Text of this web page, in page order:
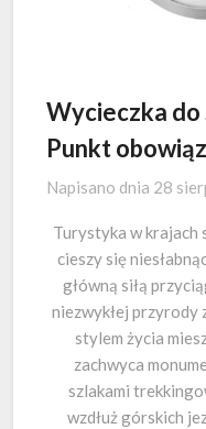
Wycieczka do
Punkt
Napisano dnia 28
Turystyka w krajach
cieszy się
główną siłą
niezwykłej przyrody
stylem życia
zachwyca
szlakami
wzdłuż górskich